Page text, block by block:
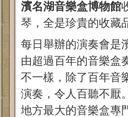
濱名湖音樂盒博物館
琴，全是珍貴的收藏
每日舉辦的演奏會是
由超過百年的音樂盒
不一樣，除了百年音
演奏，令人百聽不厭
地方最大的音樂盒專